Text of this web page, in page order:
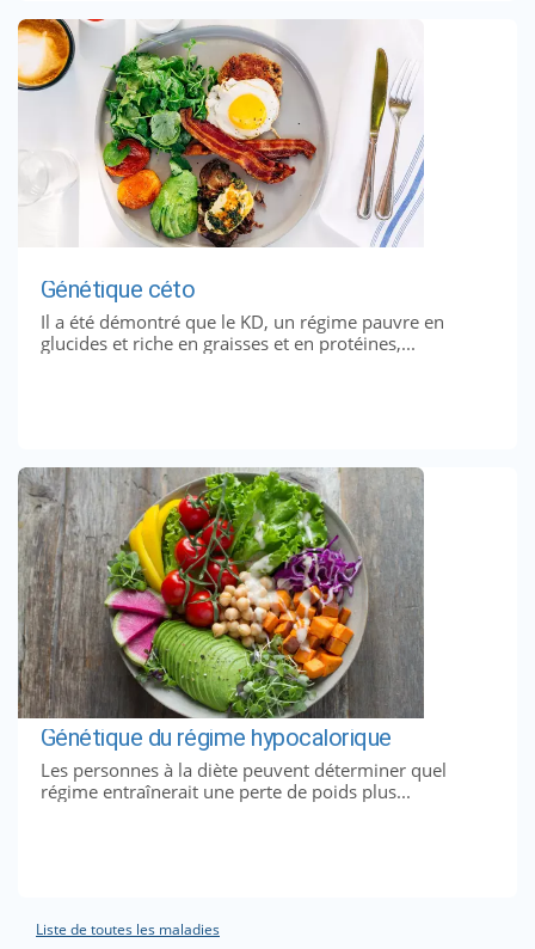
Génétique céto
Il a été démontré que le KD, un régime pauvre en
glucides et riche en graisses et en protéines,...
Génétique du régime hypocalorique
Les personnes à la diète peuvent déterminer quel
régime entraînerait une perte de poids plus...
Liste de toutes les maladies